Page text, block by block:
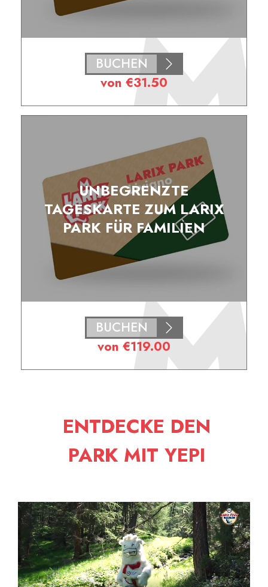
BUCHEN
von €31.50
UNBEGRENZTE
TAGESKARTE ZUM LARIX
PARK FÜR FAMILIEN
BUCHEN
von €119.00
ENTDECKE DEN
PARK MIT YEPI